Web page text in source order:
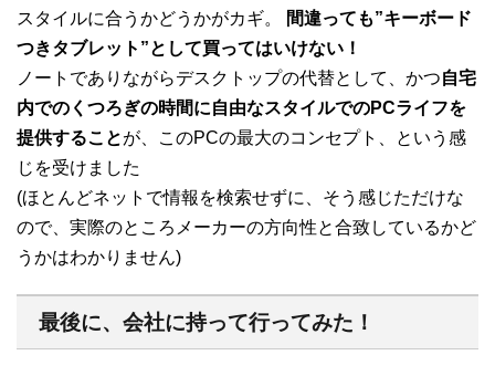
スタイルに合うかどうかがカギ。
間違っても”キーボード
つきタブレット”として買ってはいけない！
ノートでありながらデスクトップの代替として、かつ自宅
内でのくつろぎの時間に自由なスタイルでのPCライフを
提供することが、このPCの最大のコンセプト、という感
じを受けました
(ほとんどネットで情報を検索せずに、そう感じただけな
ので、実際のところメーカーの方向性と合致しているかど
うかはわかりません)
最後に、会社に持って行ってみた！